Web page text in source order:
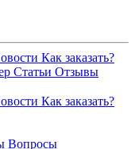
Как заказать?
Статьи Отзывы
Как заказать?
Вопросы